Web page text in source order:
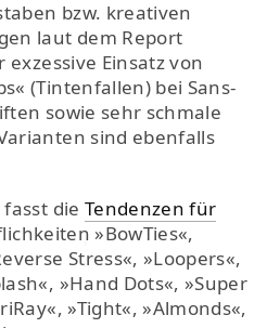
bzw. kreativen
laut dem Report
Einsatz von
(Tintenfallen) bei Sans-
sowie sehr schmale
sind ebenfalls
die Tendenzen für
»BowTies«,
Stress«, »Loopers«,
»Hand Dots«, »Super
»Tight«, »Almonds«,